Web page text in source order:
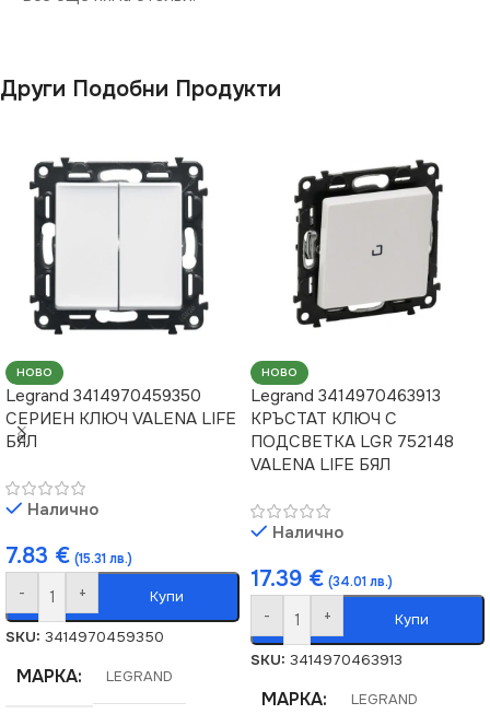
Други Подобни Продукти
НОВО
Legrand 3414970459350
СЕРИЕН КЛЮЧ VALENA LIFE
БЯЛ
Налично
7.83 € (15.31 лв.)
- + Купи
SKU: 3414970459350
МАРКА LEGRAND
НОВО
Legrand 3414970463913
КРЪСТАТ КЛЮЧ С
ПОДСВЕТКА LGR 752148
VALENA LIFE БЯЛ
Налично
17.39 € (34.01 лв.)
- + Купи
SKU: 3414970463913
МАРКА LEGRAND